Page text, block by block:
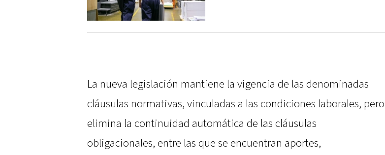
La nueva legislación mantiene la vigencia de las denominadas
cláusulas normativas, vinculadas a las condiciones laborales, pero
elimina la continuidad automática de las cláusulas
obligacionales, entre las que se encuentran aportes,